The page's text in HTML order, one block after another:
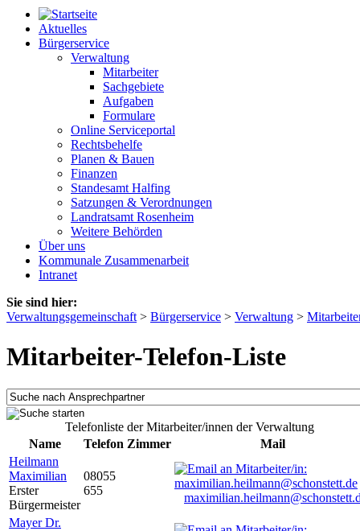
Aktuelles
Bürgerservice
Verwaltung
Mitarbeiter
Sachgebiete
Aufgaben
Formulare
Online Serviceportal
Rechtsbehelfe
Planen & Bauen
Finanzen
Standesamt Halfing
Satzungen & Verordnungen
Landratsamt Rosenheim
Weitere Behörden
Über uns
Kommunale Zusammenarbeit
Intranet
Sie sind hier:
Verwaltungsgemeinschaft > Bürgerservice > Verwaltung >
Mitarbeiter-Telefon-Liste
Telefonliste der Mitarbeiter/innen der Verwaltung
Name
Telefon Zimmer
Mail
Heilmann
Maximilian
Erster
Bürgermeister
08055
655
Mayer Dr.